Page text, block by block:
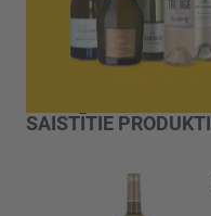
SAISTĪTIE PRODUKTI